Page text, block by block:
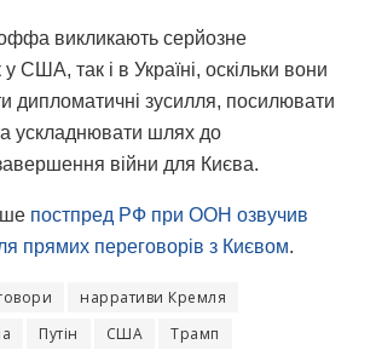
викликають серйозне
США, так і в Україні, оскільки вони
дипломатичні зусилля, посилювати
ускладнювати шлях до
війни для Києва.
постпред РФ при ООН озвучив
прямих переговорів з Києвом.
нарративи Кремля
Путін США Трамп